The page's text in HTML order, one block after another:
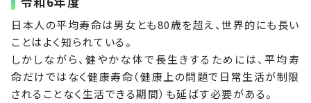
日本人の平均寿命は男女とも80歳を超え、世界的にも長い
ことはよく知られている。
しかしながら、健やかな体で長生きするためには、平均寿
命だけではなく健康寿命（健康上の問題で日常生活が制限
されることなく生活できる期間）も延ばす必要がある。